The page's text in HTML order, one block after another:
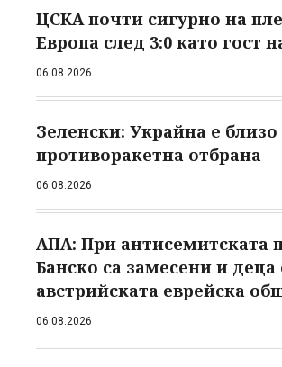
ЦСКА почти сигурно на
Европа след 3:0 като гост
06.08.2026
Зеленски: Украйна е близо
противоракетна отбрана
06.08.2026
АПА: При антисемитската
Банско са замесени и деца
австрийската еврейска
06.08.2026